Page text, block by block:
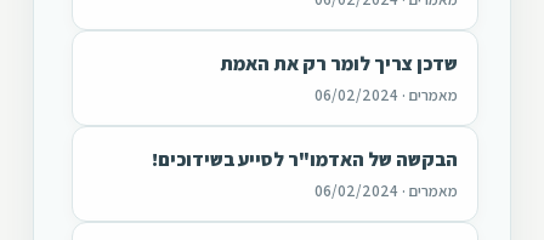
שדכן צריך לומר רק את האמת
מאמרים · 06/02/2024
הבקשה של האדמו"ר לסייע בשידוכים!
מאמרים · 06/02/2024